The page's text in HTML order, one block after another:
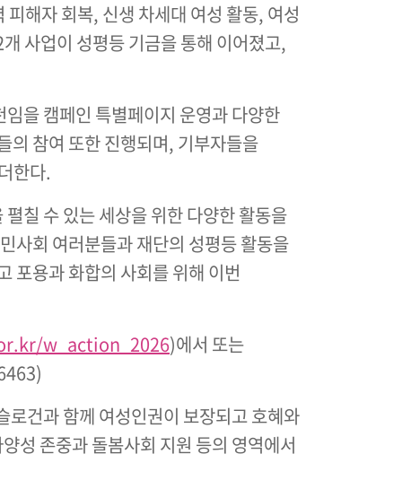
해자 회복, 신생 차세대 여성 활동, 여성
사업이 성평등 기금을 통해 이어졌고,
을 캠페인 특별페이지 운영과 다양한
의 참여 또한 진행되며, 기부자들을
한다.
칠 수 있는 세상을 위한 다양한 활동을
사회 여러분들과 재단의 성평등 활동을
포용과 화합의 사회를 위해 이번
w_action_2026)에서 또는
로건과 함께 여성인권이 보장되고 호혜와
성 존중과 돌봄사회 지원 등의 영역에서